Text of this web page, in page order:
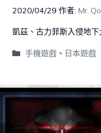
2020/04/29 作者: Mr.
凱茲、古力菲斯入侵地
手機遊戲、 日本遊戲